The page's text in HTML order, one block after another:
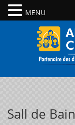
Sall de Bain
MENU